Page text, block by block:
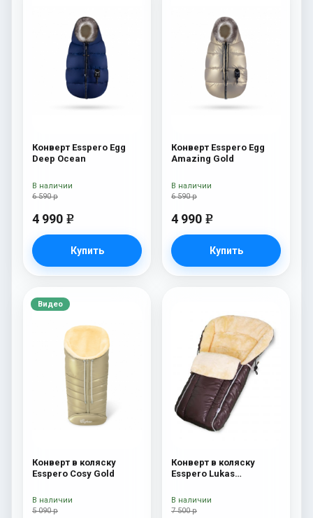
Конверт Esspero Egg
Deep Ocean
6 590 р
4 990 e
Купить
В наличии
Конверт Esspero Egg
Amazing Gold
6 590 р
4 990 e
Купить
В наличии
Видео
Конверт в коляску
Esspero Cosy Gold
5 090 р
В наличии
Конверт в коляску
Esspero Lukas
шерсть) Chocolat
7 500 р
В наличии